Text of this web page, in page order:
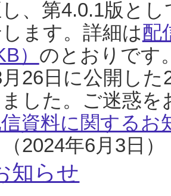
、第4.0.1版と
ます。詳細は配
） のとおりです
26日に公開し
した。ご迷惑
資料に関するお
2024年6月3日）
知らせ